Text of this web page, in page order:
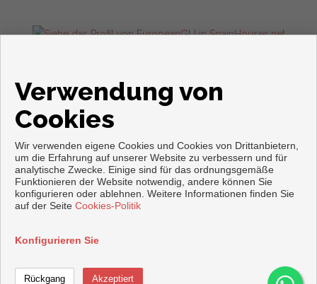
Copyright © 2026. Alle Rechte vorbehalten.
Aviso legal|datenschutzgesetz
Verwendung von
Cookies
Wir verwenden eigene Cookies und Cookies von Drittanbietern,
um die Erfahrung auf unserer Website zu verbessern und für
analytische Zwecke. Einige sind für das ordnungsgemäße
Funktionieren der Website notwendig, andere können Sie
konfigurieren oder ablehnen. Weitere Informationen finden Sie
auf der Seite Cookies-Politik
Konfigurieren Sie